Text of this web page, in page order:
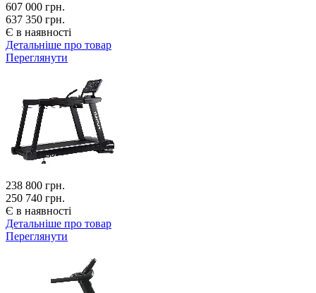
607 000 грн.
637 350 грн.
Є в наявності
Детальніше про товар
Переглянути
238 800 грн.
250 740 грн.
Є в наявності
Детальніше про товар
Переглянути